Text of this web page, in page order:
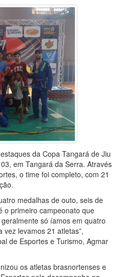
da Copa Tangará de Jiu
em Tangará da Serra. Através
o time foi completo, com 21
medalhas de outo, seis de
o primeiro campeonato que
só íamos em quatro
levamos 21 atletas”,
de Esportes e Turismo, Agmar
os atletas brasnortenses e